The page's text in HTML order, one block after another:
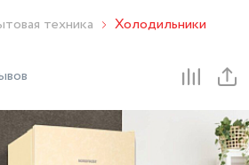
техника Холодильники